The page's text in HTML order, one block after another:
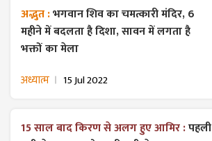
अद्भुत :भगवान शिव का चमत्कारी मंदिर, 6
महीने में बदलता है दिशा, सावन में लगता है
भक्तों का मेला
अध्यात्म 15 Jul 2022
15 साल बाद किरण से अलग हुए आमिर :पहली